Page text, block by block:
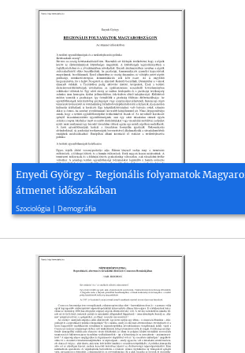
Enyedi György - Regionális folyamatok
átmenet időszakában
Szociológia | Demográfia
2005, 4 oldal